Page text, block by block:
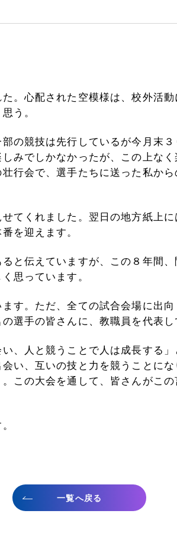
。心配された空模様は、校外活
う。
の競技は先行しているが今月末
みでしかなかったが、この上な
行会で、選手たちに送った私か
てくれました。翌日の地方紙上
を迎えます。
と伝えていますが、この８年間
思っています。
す。ただ、全ての試合会場に出
選手の皆さんに、教職員を代表し
、人と競うことで人は成長する
い、互いの技と力を競うことに
この大会を通して、皆さんがこ
一覧へ戻る